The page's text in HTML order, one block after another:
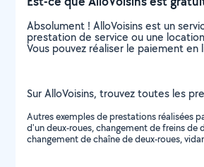
Absolument ! AlloVoisins est un
prestation de service ou une
Vous pouvez réaliser le paiement
Sur AlloVoisins, trouvez toutes les
Autres exemples de prestations réalisées
d'un deux-roues, changement de freins de
changement de chaîne de deux-roues,